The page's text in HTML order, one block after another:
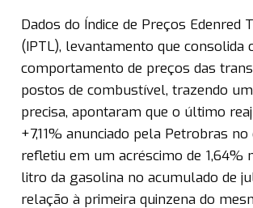
Dados do Índice de Preços Edenred
(IPTL), levantamento que consolida
comportamento de preços das
postos de combustível, trazendo
precisa, apontaram que o último
+7,11% anunciado pela Petrobras
refletiu em um acréscimo de 1,64%
litro da gasolina no acumulado de
relação à primeira quinzena do